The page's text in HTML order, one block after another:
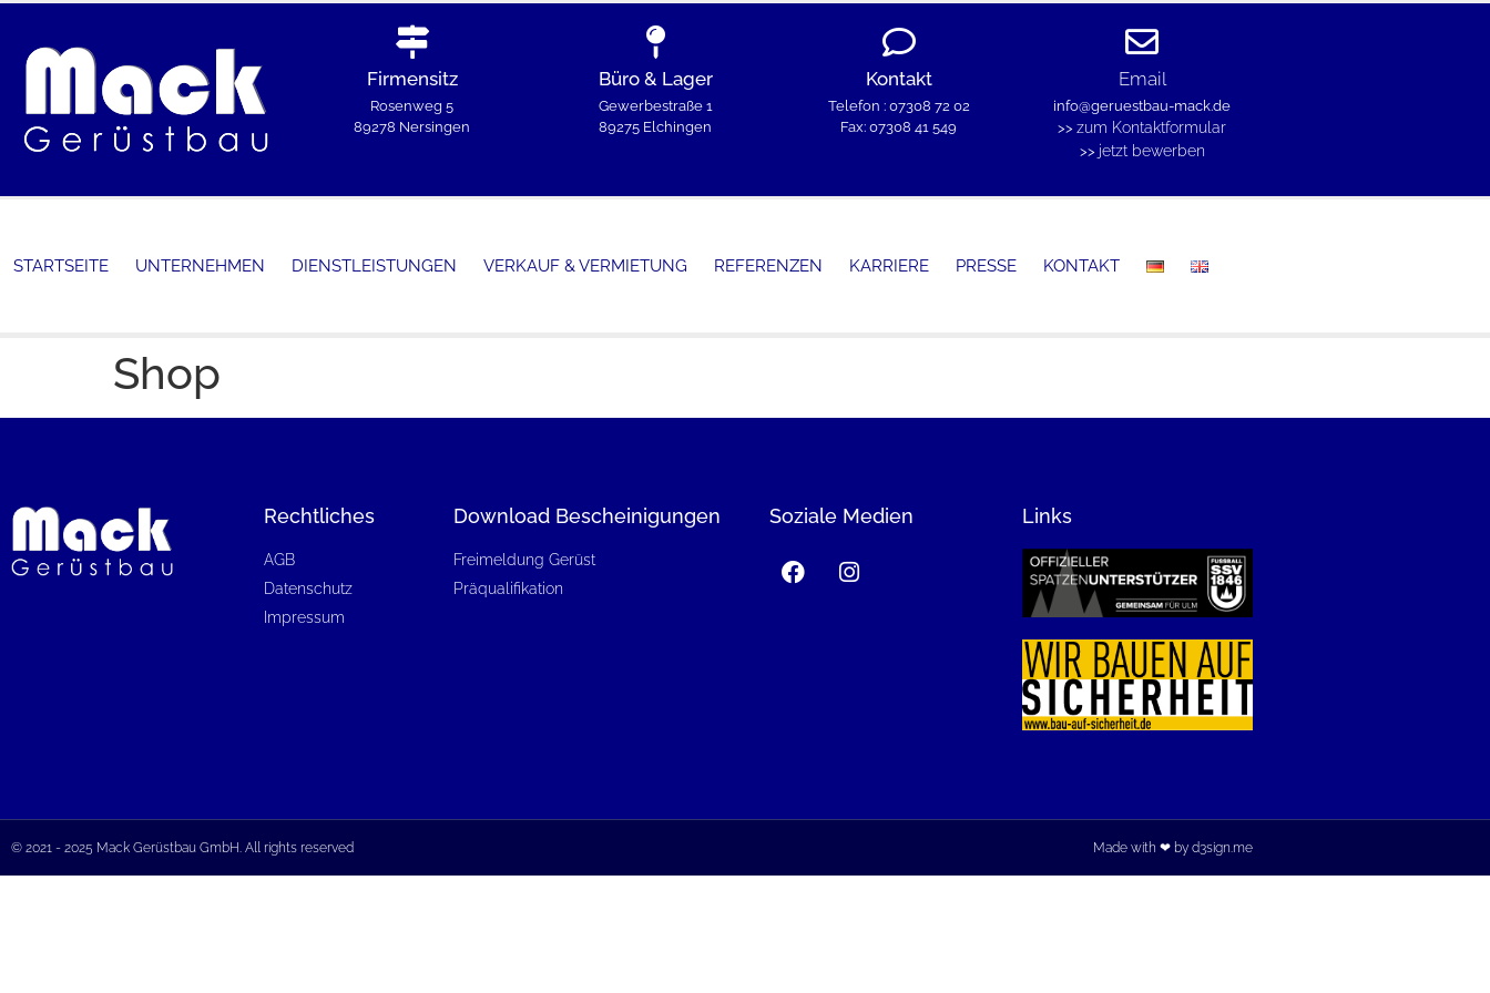
Firmensitz
Rosenweg 5
89278 Nersingen
Büro & Lager
Gewerbestraße 1
89275 Elchingen
Kontakt
Telefon : 07308 72 02
Fax: 07308 41 549
Email
info@geruestbau-mack.de
>>zum Kontaktformular
>> jetzt bewerben
STARTSEITE UNTERNEHMEN DIENSTLEISTUNGEN VERKAUF & VERMIETUNG REFERENZEN KARRIERE PRESSE KONTAKT
Shop
Rechtliches
AGB
Datenschutz
Impressum
Download Bescheinigungen
Freimeldung Gerüst
Präqualifikation
Soziale Medien Links
© 2021 - 2025 Mack Gerüstbau GmbH. All rights reserved Made with ❤ by d3sign.me